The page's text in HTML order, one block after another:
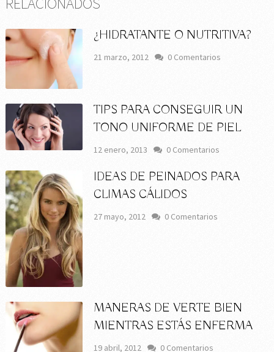
¿HIDRATANTE O NUTRITIVA?
21 marzo, 2012 0 Comentarios
TIPS PARA CONSEGUIR UN
TONO UNIFORME DE PIEL
12 enero, 2013 0 Comentarios
IDEAS DE PEINADOS PARA
CLIMAS CÁLIDOS
27 mayo, 2012 0 Comentarios
MANERAS DE VERTE BIEN
MIENTRAS ESTÁS ENFERMA
19 abril, 2012 0 Comentarios